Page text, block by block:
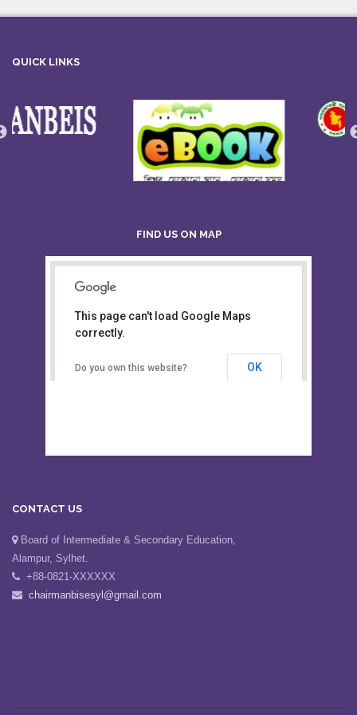
QUICK LINKS
FIND US ON MAP
Secondary Education, Alampur,
Sylhet
This page can't load Google Maps
Board of Intermediate & Secondary Education,
Alampur, Sylhet.
+88-0821-XXXXXX